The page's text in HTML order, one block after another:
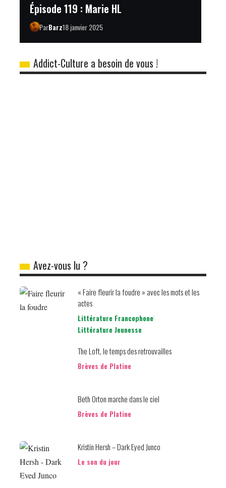
Épisode 119 : Marie HL
ParBarz18 janvier 2025
Addict-Culture a besoin de vous !
Avez-vous lu ?
« Faire fleurir la foudre » avec les mots et les
actes
Littérature Francophone
Littérature Jeunesse
The Loft, le temps des retrouvailles
Brèves de Platine
Beth Orton marche dans le ciel
Brèves de Platine
Kristin Hersh – Dark Eyed Junco
Le son du jour